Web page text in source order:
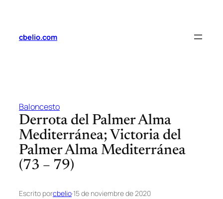
contenido
cbelio.com
Baloncesto
Derrota del Palmer Alma
Mediterránea; Victoria del
Palmer Alma Mediterránea
(73 – 79)
Escrito porcbelio·15 de noviembre de 2020